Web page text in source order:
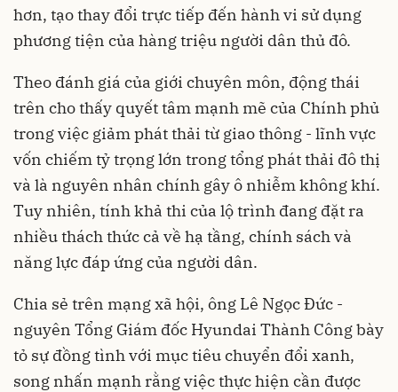
hơn, tạo thay đổi trực tiếp đến hành vi sử dụng
phương tiện của hàng triệu người dân thủ đô.
Theo đánh giá của giới chuyên môn, động thái
trên cho thấy quyết tâm mạnh mẽ của Chính phủ
trong việc giảm phát thải từ giao thông - lĩnh vực
vốn chiếm tỷ trọng lớn trong tổng phát thải đô thị
và là nguyên nhân chính gây ô nhiễm không khí.
Tuy nhiên, tính khả thi của lộ trình đang đặt ra
nhiều thách thức cả về hạ tầng, chính sách và
năng lực đáp ứng của người dân.
Chia sẻ trên mạng xã hội, ông Lê Ngọc Đức -
nguyên Tổng Giám đốc Hyundai Thành Công bày
tỏ sự đồng tình với mục tiêu chuyển đổi xanh,
song nhấn mạnh rằng việc thực hiện cần được